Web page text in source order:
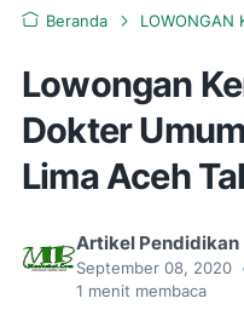
Beranda LOWONGAN
Lowongan
Dokter
Lima Aceh
Artikel Pendidikan
September 08, 2020
1 menit membaca